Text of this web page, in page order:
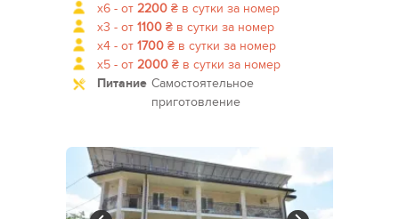
x6 - от 2200 ₴ в сутки за номер
x3 - от 1100 ₴ в сутки за номер
x4 - от 1700 ₴ в сутки за номер
x5 - от 2000 ₴ в сутки за номер
Питание Самостоятельное
приготовление